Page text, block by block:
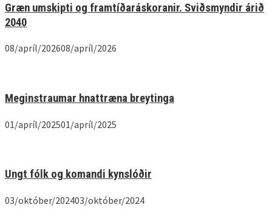
Græn umskipti og framtíðaráskoranir. Sviðsmyndir árið
2040
08/apríl/202608/apríl/2026
Meginstraumar hnattræna breytinga
01/apríl/202501/apríl/2025
Ungt fólk og komandi kynslóðir
03/október/202403/október/2024